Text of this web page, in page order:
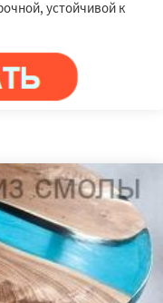
устойчивой к